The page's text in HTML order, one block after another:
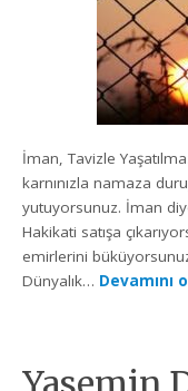
İman, Tavizle
karnınızla namaza
yutuyorsunuz. İman
Hakikati satışa
emirlerini
Dünyalık… Devamını